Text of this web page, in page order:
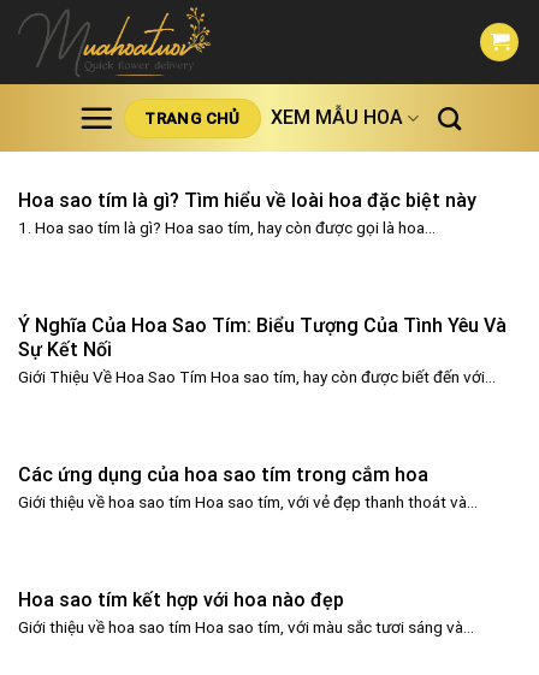
Skip
content
TRANG CHỦ XEM MẪU HOA
Hoa sao tím là gì? Tìm hiểu về loài hoa đặc biệt này
1. Hoa sao tím là gì? Hoa sao tím, hay còn được gọi là hoa...
Ý Nghĩa Của Hoa Sao Tím: Biểu Tượng Của Tình Yêu Và
Sự Kết Nối
Giới Thiệu Về Hoa Sao Tím Hoa sao tím, hay còn được biết đến với...
Các ứng dụng của hoa sao tím trong cắm hoa
Giới thiệu về hoa sao tím Hoa sao tím, với vẻ đẹp thanh thoát và...
Hoa sao tím kết hợp với hoa nào đẹp
Giới thiệu về hoa sao tím Hoa sao tím, với màu sắc tươi sáng và...